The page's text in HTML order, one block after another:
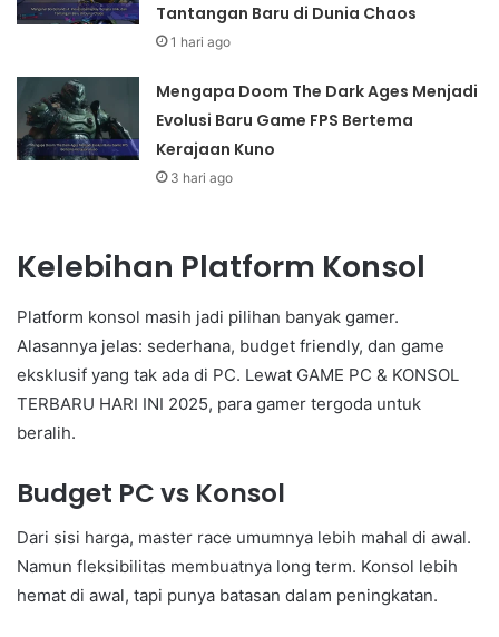
Tantangan Baru di Dunia Chaos
1 hari ago
Mengapa Doom The Dark Ages Menjadi
Evolusi Baru Game FPS Bertema
Kerajaan Kuno
3 hari ago
Kelebihan Platform Konsol
Platform konsol masih jadi pilihan banyak gamer.
Alasannya jelas: sederhana, budget friendly, dan game
eksklusif yang tak ada di PC. Lewat GAME PC & KONSOL
TERBARU HARI INI 2025, para gamer tergoda untuk
beralih.
Budget PC vs Konsol
Dari sisi harga, master race umumnya lebih mahal di awal.
Namun fleksibilitas membuatnya long term. Konsol lebih
hemat di awal, tapi punya batasan dalam peningkatan.